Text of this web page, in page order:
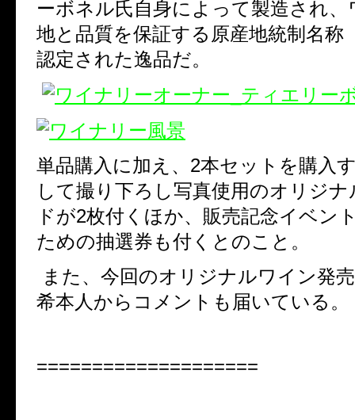
ーボネル氏自身によって製造され、
地と品質を保証する原産地統制名称
認定された逸品だ。
単品購入に加え、 2本セットを購入
して撮り下ろし写真使用のオリジ
ドが2枚付くほか、 販売記念イベン
ための抽選券も付くとのこと。
また、今回のオリジナルワイン発
希本人からコメントも届いている。
====================